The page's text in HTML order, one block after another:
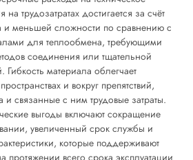
трудозатратах достигается за счёт
и меньшей сложности по сравнению с
для теплообмена, требующими
соединения или тщательной
Гибкость материала облегчает
и вокруг препятствий,
связанные с ним трудовые затраты.
выгоды включают сокращение
увеличенный срок службы и
которые поддерживают
протяжении всего срока эксплуатации